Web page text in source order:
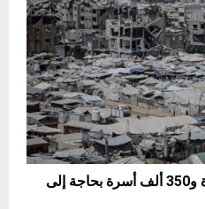
410 آلاف وحدة سكنية مدمرة و350 ألف أسرة بحاجة إلى